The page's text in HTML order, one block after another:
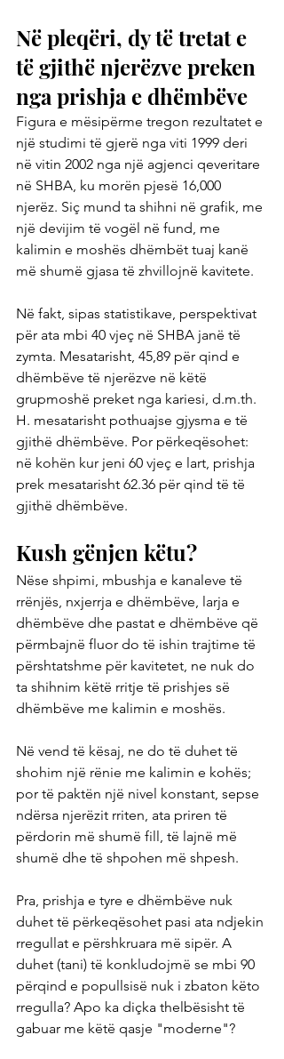
Në pleqëri, dy të tretat e
të gjithë njerëzve preken
nga prishja e dhëmbëve
Figura e mësipërme tregon rezultatet e
një studimi të gjerë nga viti 1999 deri
në vitin 2002 nga një agjenci qeveritare
në SHBA, ku morën pjesë 16,000
njerëz. Siç mund ta shihni në grafik, me
një devijim të vogël në fund, me
kalimin e moshës dhëmbët tuaj kanë
më shumë gjasa të zhvillojnë kavitete.
Në fakt, sipas statistikave, perspektivat
për ata mbi 40 vjeç në SHBA janë të
zymta. Mesatarisht, 45,89 për qind e
dhëmbëve të njerëzve në këtë
grupmoshë preket nga kariesi, d.m.th.
H. mesatarisht pothuajse gjysma e të
gjithë dhëmbëve. Por përkeqësohet:
në kohën kur jeni 60 vjeç e lart, prishja
prek mesatarisht 62.36 për qind të të
gjithë dhëmbëve.
Kush gënjen këtu?
Nëse shpimi, mbushja e kanaleve të
rrënjës, nxjerrja e dhëmbëve, larja e
dhëmbëve dhe pastat e dhëmbëve që
përmbajnë fluor do të ishin trajtime të
përshtatshme për kavitetet, ne nuk do
ta shihnim këtë rritje të prishjes së
dhëmbëve me kalimin e moshës.
Në vend të kësaj, ne do të duhet të
shohim një rënie me kalimin e kohës;
por të paktën një nivel konstant, sepse
ndërsa njerëzit rriten, ata priren të
përdorin më shumë fill, të lajnë më
shumë dhe të shpohen më shpesh.
Pra, prishja e tyre e dhëmbëve nuk
duhet të përkeqësohet pasi ata ndjekin
rregullat e përshkruara më sipër. A
duhet (tani) të konkludojmë se mbi 90
përqind e popullsisë nuk i zbaton këto
rregulla? Apo ka diçka thelbësisht të
gabuar me këtë qasje "moderne"?